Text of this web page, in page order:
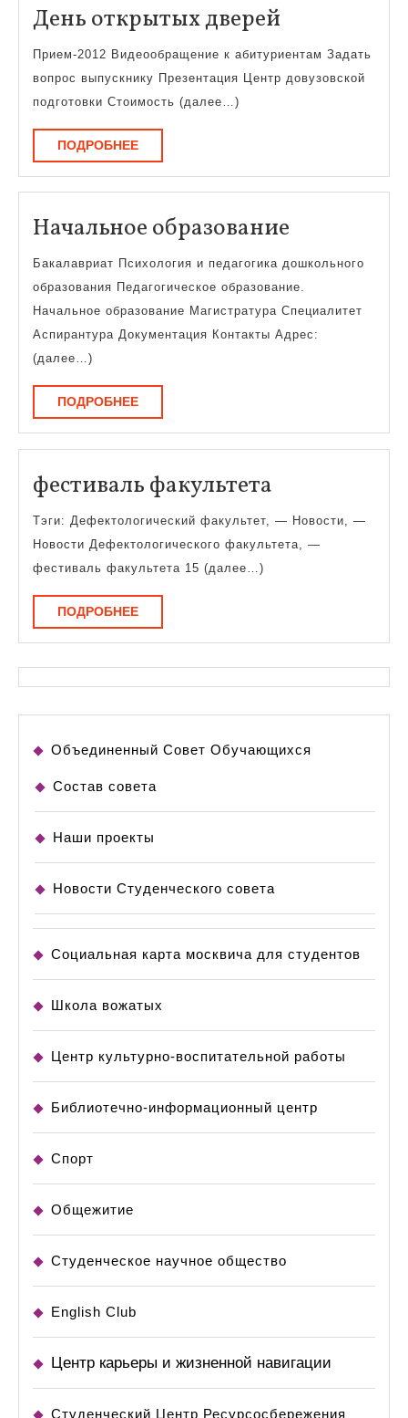
День открытых дверей
открытых
дверей
Прием-2012 Видеообращение к абитуриентам Задать
вопрос выпускнику Презентация Центр довузовской
подготовки Стоимость (далее…)
ПОДРОБНЕЕПОДРОБНЕЕ
Начальное образование
Бакалавриат Психология и педагогика дошкольного
образования Педагогическое образование.
Начальное образование Магистратура Специалитет
Аспирантура Документация Контакты Адрес:
(далее…)
ПОДРОБНЕЕПОДРОБНЕЕ
фестиваль факультета
факультета
Тэги: Дефектологический факультет, — Новости, —
Новости Дефектологического факультета, —
фестиваль факультета 15 (далее…)
ПОДРОБНЕЕПОДРОБНЕЕ
Объединенный Совет Обучающихся
Состав совета
Наши проекты
Новости Студенческого совета
Социальная карта москвича для студентов
Школа вожатых
Центр культурно-воспитательной работы
Библиотечно-информационный центр
Спорт
Общежитие
Студенческое научное общество
English Club
Центр карьеры и жизненной навигации
Студенческий Центр Ресурсосбережения